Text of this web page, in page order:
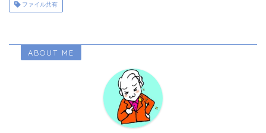
ファイル共有
ABOUT ME